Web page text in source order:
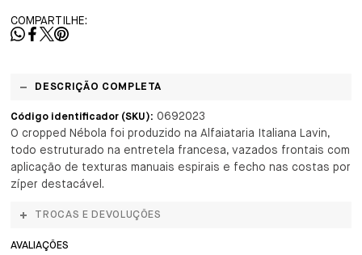
COMPARTILHE:
DESCRIÇÃO COMPLETA
Código identificador (SKU): 0692023
O cropped Nébola foi produzido na Alfaiataria Italiana Lavin,
todo estruturado na entretela francesa, vazados frontais com
aplicação de texturas manuais espirais e fecho nas costas por
zíper destacável.
TROCAS E DEVOLUÇÕES
AVALIAÇÕES